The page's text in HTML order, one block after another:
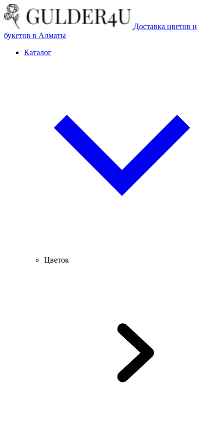
Доставка цветов и
букетов в Алматы
Каталог
Цветок